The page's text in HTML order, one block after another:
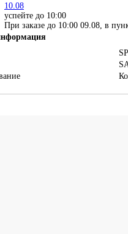
10.08
успейте до 10:00
При заказе до 10:00 09.08, в